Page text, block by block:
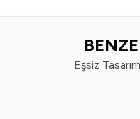
Eşsiz